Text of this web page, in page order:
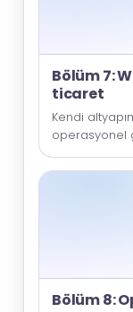
Bölüm 7:
ticaret
Kendi
operasyonel
Bölüm 8: